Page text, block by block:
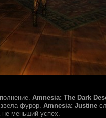
Amnesia: The Dark
фурор. Amnesia: Justine
не меньший успех.